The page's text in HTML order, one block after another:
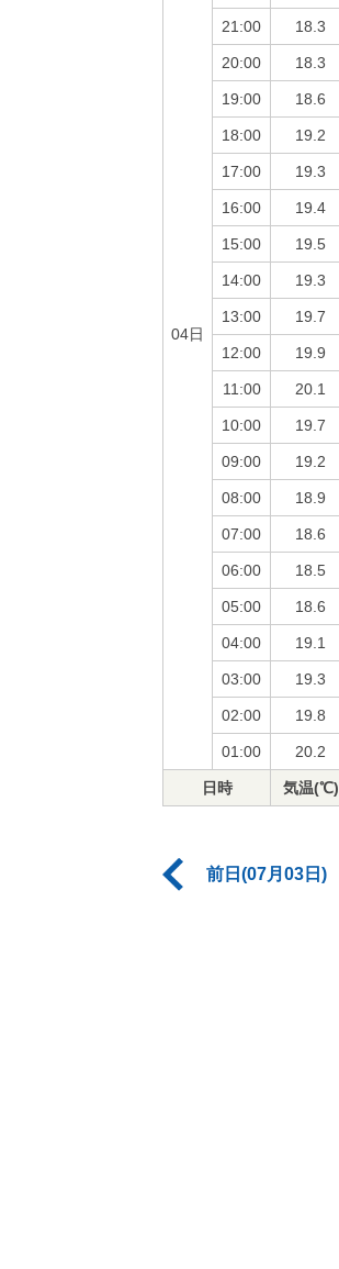
04日
21:00 18.3
20:00 18.3
19:00 18.6
18:00 19.2
17:00 19.3
16:00 19.4
15:00 19.5
14:00 19.3
13:00 19.7
12:00 19.9
11:00 20.1
10:00 19.7
09:00 19.2
08:00 18.9
07:00 18.6
06:00 18.5
05:00 18.6
04:00 19.1
03:00 19.3
02:00 19.8
01:00 20.2
日時 気温(℃)
前日(07月03日)